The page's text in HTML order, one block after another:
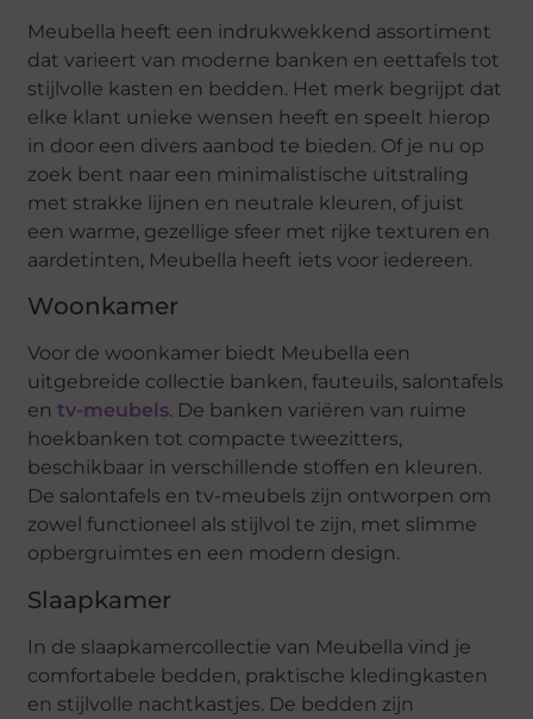
Meubella heeft een indrukwekkend assortiment
dat varieert van moderne banken en eettafels tot
stijlvolle kasten en bedden. Het merk begrijpt dat
elke klant unieke wensen heeft en speelt hierop
in door een divers aanbod te bieden. Of je nu op
zoek bent naar een minimalistische uitstraling
met strakke lijnen en neutrale kleuren, of juist
een warme, gezellige sfeer met rijke texturen en
aardetinten, Meubella heeft iets voor iedereen.
Woonkamer
Voor de woonkamer biedt Meubella een
uitgebreide collectie banken, fauteuils, salontafels
entv-meubels. De banken variëren van ruime
hoekbanken tot compacte tweezitters,
beschikbaar in verschillende stoffen en kleuren.
De salontafels en tv-meubels zijn ontworpen om
zowel functioneel als stijlvol te zijn, met slimme
opbergruimtes en een modern design.
Slaapkamer
In de slaapkamercollectie van Meubella vind je
comfortabele bedden, praktische kledingkasten
en stijlvolle nachtkastjes. De bedden zijn